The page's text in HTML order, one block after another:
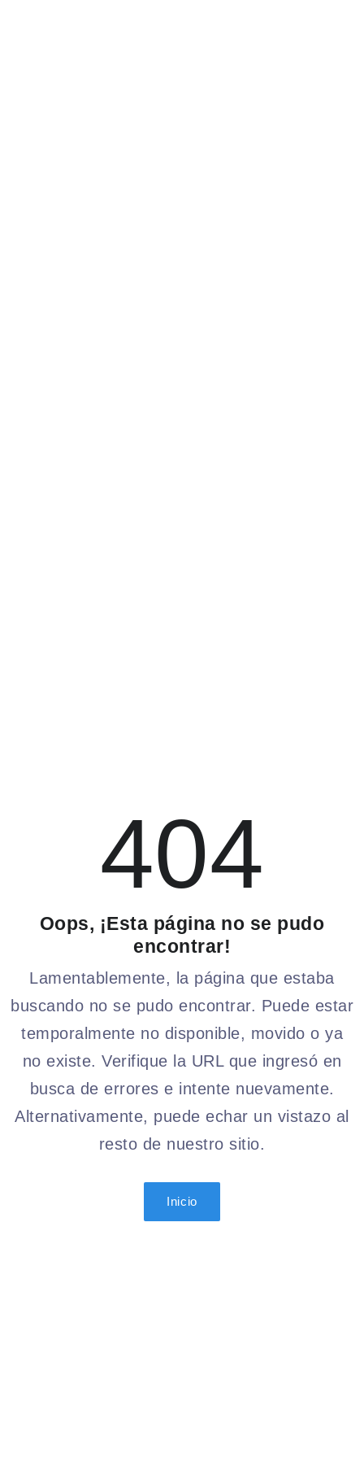
404
Oops, ¡Esta página no se pudo
encontrar!
Lamentablemente, la página que estaba
buscando no se pudo encontrar. Puede estar
temporalmente no disponible, movido o ya
no existe. Verifique la URL que ingresó en
busca de errores e intente nuevamente.
Alternativamente, puede echar un vistazo al
resto de nuestro sitio.
Inicio